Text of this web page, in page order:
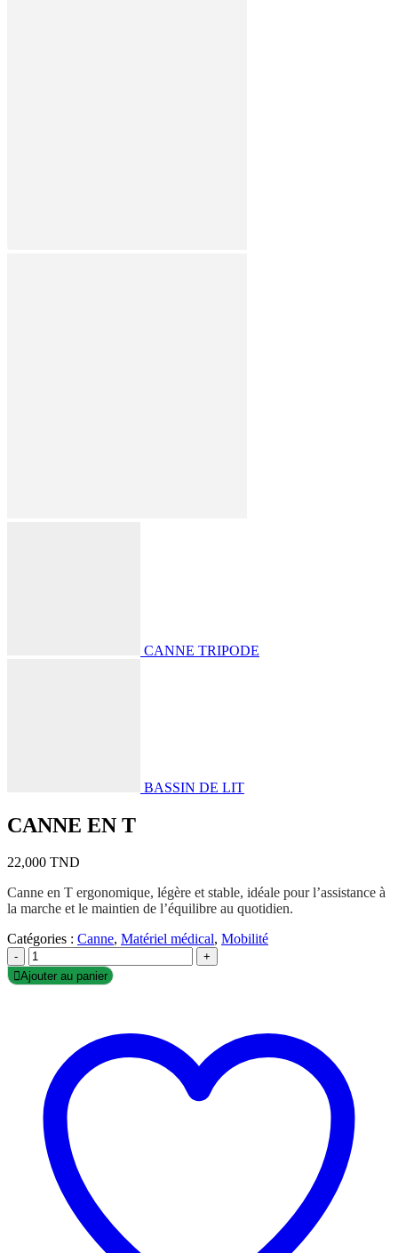
CANNE TRIPODE
BASSIN DE LIT
CANNE EN T
22,000 TND
Canne en T ergonomique, légère et stable, idéale pour l’assistance à
la marche et le maintien de l’équilibre au quotidien.
Catégories : Canne, Matériel médical, Mobilité
-
+
Ajouter au panier